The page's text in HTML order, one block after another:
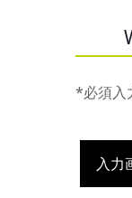
*必須入
入力